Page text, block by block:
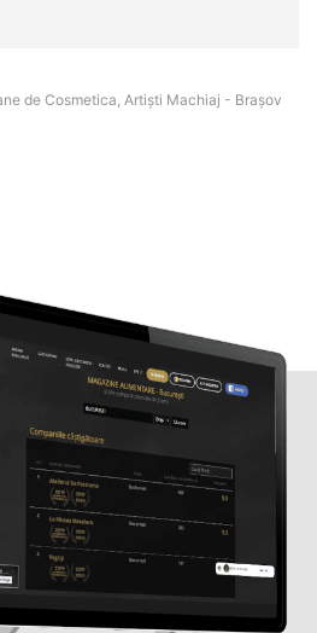
de Cosmetica, Artiști Machiaj - Braşov